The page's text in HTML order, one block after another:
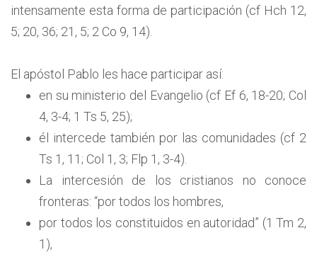
intensamente esta forma de participación (cf Hch 12,
5; 20, 36; 21, 5; 2 Co 9, 14).
El apóstol Pablo les hace participar así:
en su ministerio del Evangelio (cf Ef 6, 18-20; Col
4, 3-4; 1 Ts 5, 25);
él intercede también por las comunidades (cf 2
Ts 1, 11; Col 1, 3; Flp 1, 3-4).
La intercesión de los cristianos no conoce
fronteras: “por todos los hombres,
por todos los constituidos en autoridad” (1 Tm 2,
1),